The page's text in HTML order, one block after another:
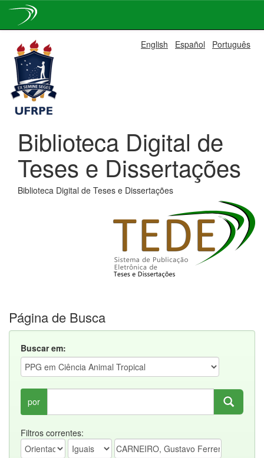
navigation
English Español Português
Biblioteca Digital de
Teses e Dissertações
Biblioteca Digital de Teses e Dissertações
Página de Busca
Buscar em:
por
Filtros correntes: